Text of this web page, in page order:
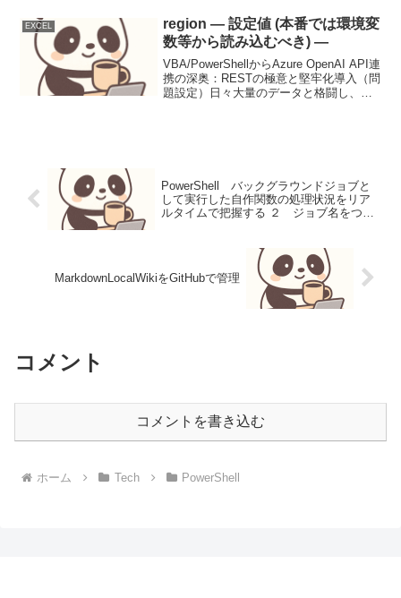
EXCEL
region — 設定値 (本番では環境変
数等から読み込むべき) —
VBA/PowerShellからAzure OpenAI API連
携の深奥：RESTの極意と堅牢化導入（問
題設定）日々大量のデータと格闘し、定
PowerShell バックグラウンドジョブと
して実行した自作関数の処理状況をリア
ルタイムで把握する ２ ジョブ名をつけ
MarkdownLocalWikiをGitHubで管理
コメント
コメントを書き込む
ホーム Tech PowerShell